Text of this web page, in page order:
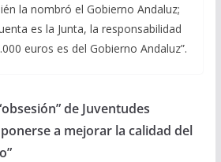
la nombró el Gobierno Andaluz;
es la Junta, la responsabilidad
euros es del Gobierno Andaluz”.
de Juventudes
a mejorar la calidad del